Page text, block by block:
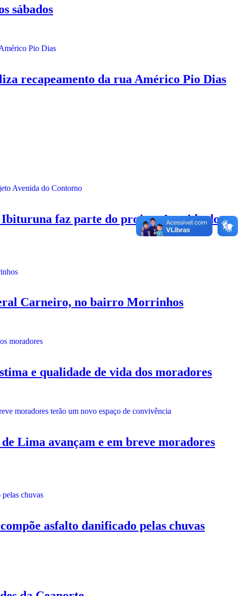
sábados
recapeamento da rua Américo Pio Dias
faz parte do projeto Avenida do
Carneiro, no bairro Morrinhos
e qualidade de vida dos moradores
Lima avançam e em breve moradores
asfalto danificado pelas chuvas